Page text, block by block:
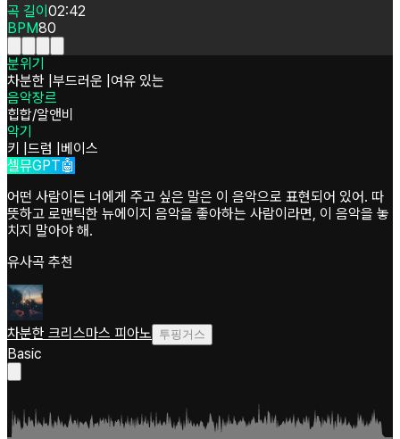
곡 길이 02:42
BPM80
분위기
차분한 부드러운 여유 있는
음악장르
힙합/알앤비
악기
키 드럼
베이스
셀뮤GPT🤖
어떤 사람이든 너에게 주고 싶은 말은 이 음악으로 표현되어 있어. 따
뜻하고 로맨틱한 뉴에이지 음악을 좋아하는 사람이라면, 이 음악을 놓
치지 말아야 해.
유사곡 추천
차분한 크리스마스 피아노 투핑거스
Basic